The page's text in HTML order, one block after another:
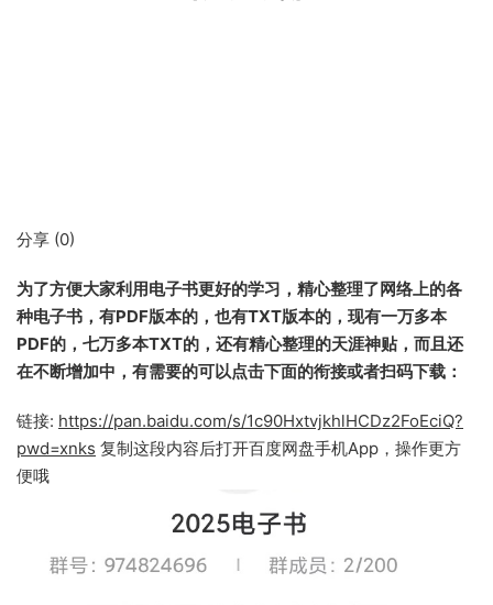
分享 (0)
为了方便大家利用电子书更好的学习，精心整理了网络上的各
种电子书，有PDF版本的，也有TXT版本的，现有一万多本
PDF的，七万多本TXT的，还有精心整理的天涯神贴，而且还
在不断增加中，有需要的可以点击下面的衔接或者扫码下载：
链接: https://pan.baidu.com/s/1c90HxtvjkhlHCDz2FoEciQ?
pwd=xnks 复制这段内容后打开百度网盘手机App，操作更方
便哦